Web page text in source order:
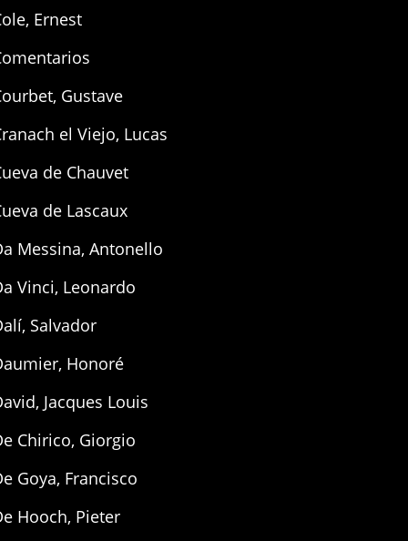
Ernest
Gustave
el Viejo, Lucas
de Chauvet
de Lascaux
Messina, Antonello
Vinci, Leonardo
Salvador
Honoré
Jacques Louis
Chirico, Giorgio
Goya, Francisco
Hooch, Pieter